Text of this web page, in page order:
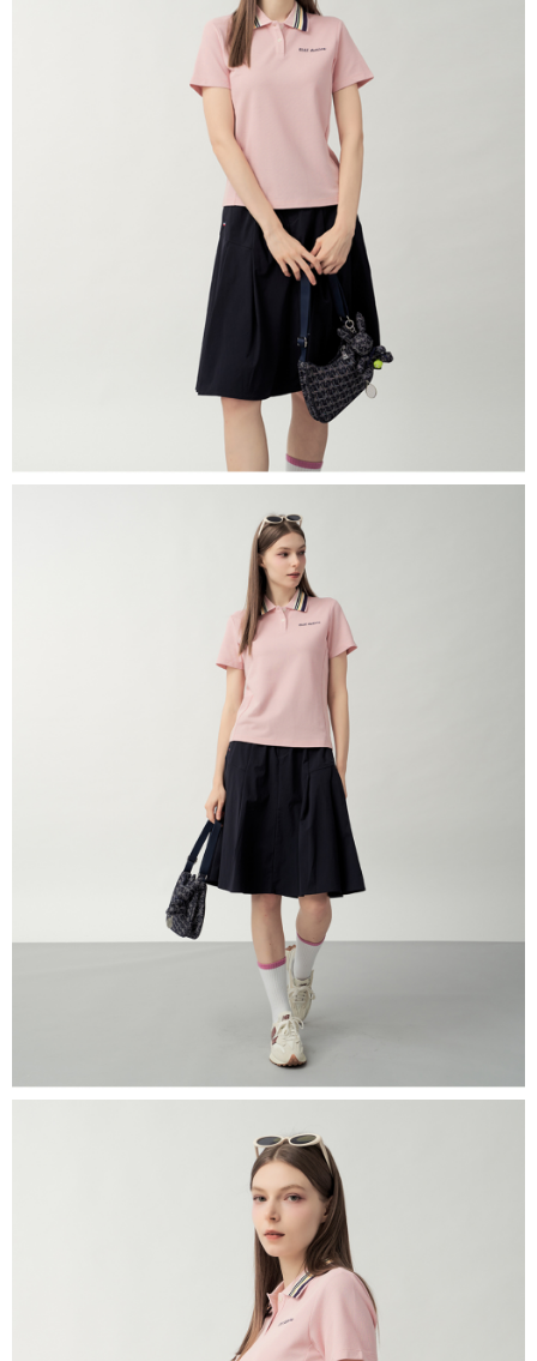
每筆NT$60，滿NT$1,500(含以上)免運費
每筆NT$90，滿NT$1,500(含以上)免運費
每筆NT$225，滿NT$1,500(含以上)免運費